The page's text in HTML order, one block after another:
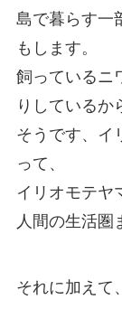
島で暮らす一
もします。
飼っているニ
りしているか
そうです、イ
って、
イリオモテヤ
人間の生活圏
それに加えて、